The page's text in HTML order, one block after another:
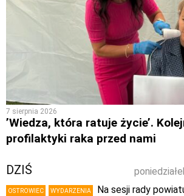
7 sierpnia 2026
’Wiedza, która ratuje życie’.
profilaktyki raka przed nami
DZIŚ
OSTROWIEC WYDARZENIA
Na sesji rady